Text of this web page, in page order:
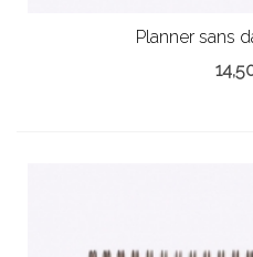
Planner sans